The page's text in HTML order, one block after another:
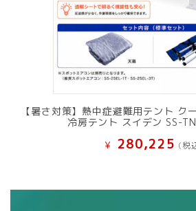
【暑さ対策】熱中症避難用テント ク
冷房テント スイデン SS-
¥ 280,225 (税